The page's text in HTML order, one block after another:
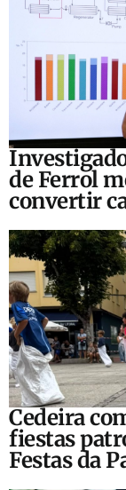
de Ferrol
convertir
Cedeira
fiestas
Festas da